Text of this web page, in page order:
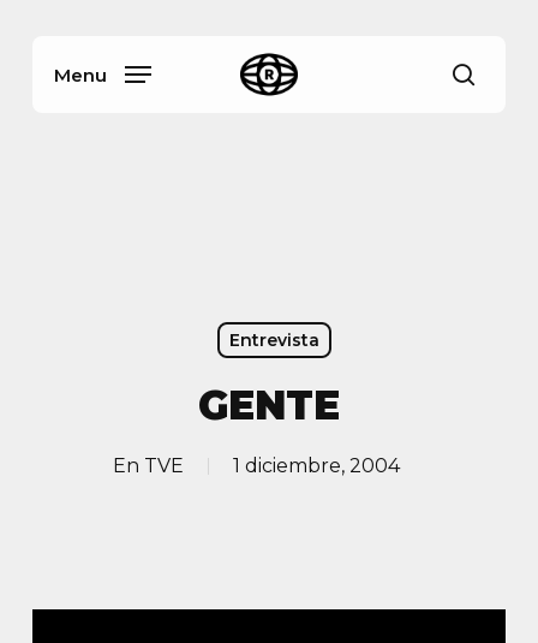
Menu
Entrevista
GENTE
En TVE 1 diciembre, 2004